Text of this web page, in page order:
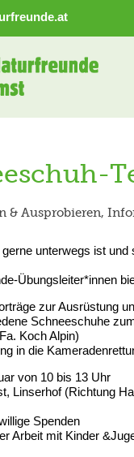
& Ausprobieren,
unterwegs ist
Übungsleiter*innen
zur Ausrüstung
Schneeschuhe
Koch Alpin)
in die
von 10 bis 13 Uhr
Linserhof (Richtung
Spenden
Arbeit mit Kinder